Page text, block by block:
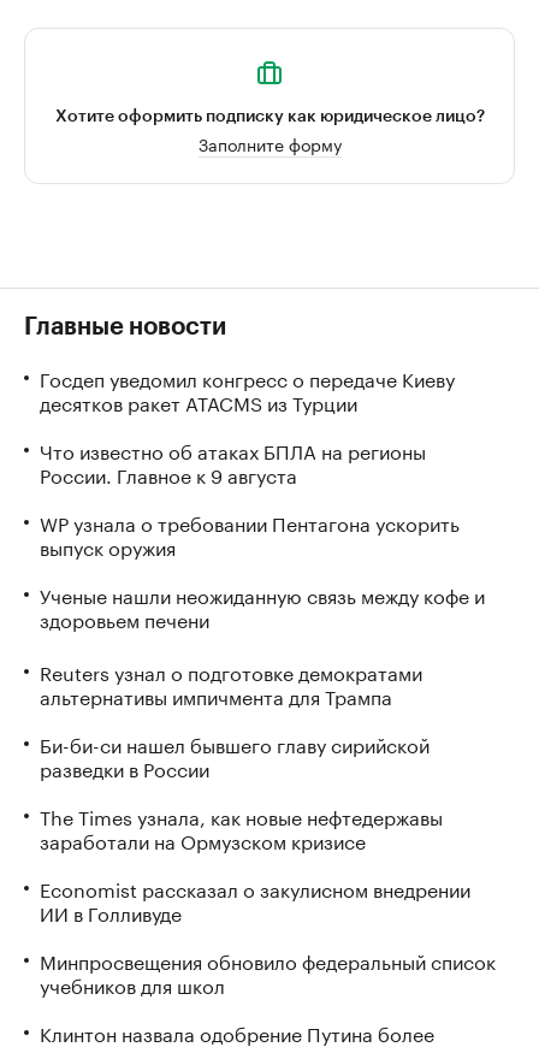
Хотите оформить подписку как юридическое лицо?
Заполните форму
Главные новости
Госдеп уведомил конгресс о передаче Киеву
десятков ракет ATACMS из Турции
Что известно об атаках БПЛА на регионы
России. Главное к 9 августа
WP узнала о требовании Пентагона ускорить
выпуск оружия
Ученые нашли неожиданную связь между кофе и
здоровьем печени
Reuters узнал о подготовке демократами
альтернативы импичмента для Трампа
Би-би-си нашел бывшего главу сирийской
разведки в России
The Times узнала, как новые нефтедержавы
заработали на Ормузском кризисе
Economist рассказал о закулисном внедрении
ИИ в Голливуде
Минпросвещения обновило федеральный список
учебников для школ
Клинтон назвала одобрение Путина более